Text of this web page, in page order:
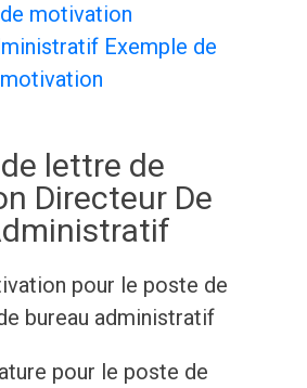
motivation
Exemple de
lettre de
Directeur De
pour le poste de
bureau administratif
pour le poste de